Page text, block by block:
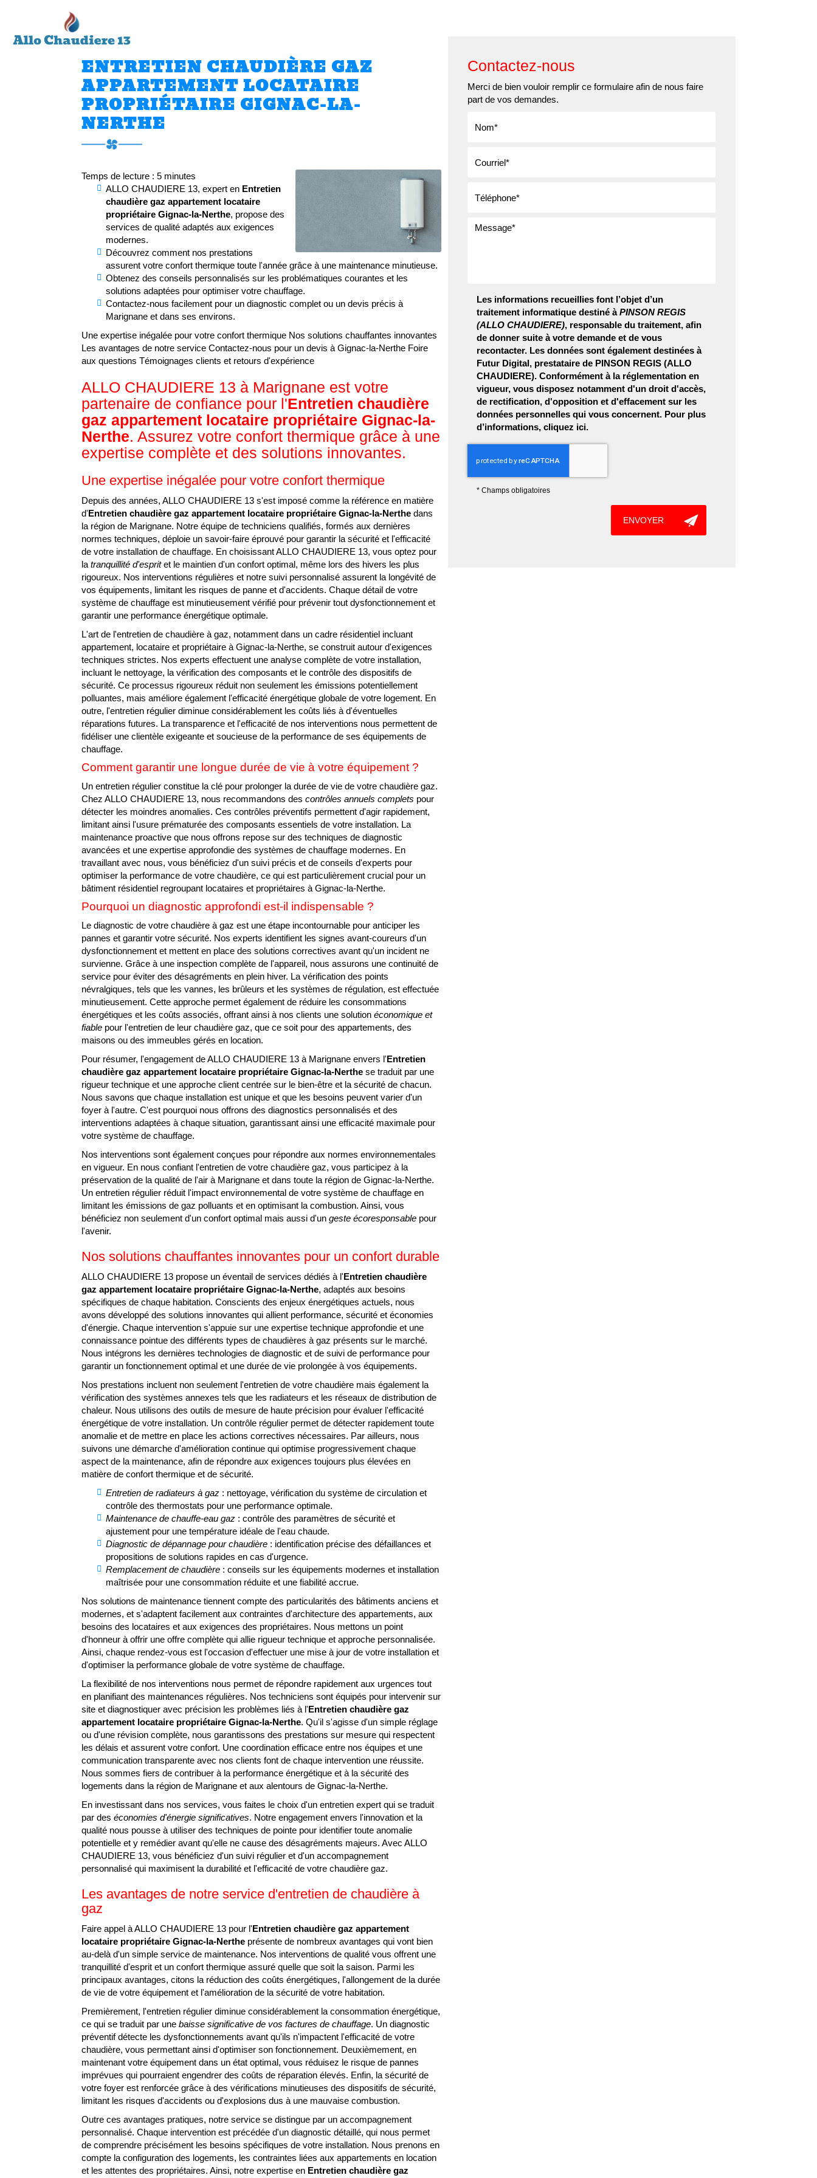
13
ENTRETIEN CHAUDIÈRE GAZ APPARTEMENT
LOCATAIRE PROPRIÉTAIRE GIGNAC-LA-NERTHE
Appelez-nous Contactez-nous
ENTRETIEN CHAUDIÈRE GAZ
APPARTEMENT LOCATAIRE
PROPRIÉTAIRE GIGNAC-LA-
NERTHE
Temps de lecture : 5 minutes
ALLO CHAUDIERE 13, expert en Entretien
chaudière gaz appartement locataire
propriétaire Gignac-la-Nerthe, propose des
services de qualité adaptés aux exigences
modernes.
Découvrez comment nos prestations
assurent votre confort thermique toute l'année grâce à une maintenance minutieuse.
Obtenez des conseils personnalisés sur les problématiques courantes et les
solutions adaptées pour optimiser votre chauffage.
Contactez-nous facilement pour un diagnostic complet ou un devis précis à
Marignane et dans ses environs.
Une expertise inégalée pour votre confort thermique Nos solutions chauffantes innovantes
Les avantages de notre service Contactez-nous pour un devis à Gignac-la-Nerthe Foire
aux questions Témoignages clients et retours d'expérience
ALLO CHAUDIERE 13 à Marignane est votre
partenaire de confiance pour l'Entretien chaudière
gaz appartement locataire propriétaire Gignac-la-
Nerthe. Assurez votre confort thermique grâce à une
expertise complète et des solutions innovantes.
Une expertise inégalée pour votre confort thermique
Depuis des années, ALLO CHAUDIERE 13 s'est imposé comme la référence en matière
d'Entretien chaudière gaz appartement locataire propriétaire Gignac-la-Nerthe dans
la région de Marignane. Notre équipe de techniciens qualifiés, formés aux dernières
normes techniques, déploie un savoir-faire éprouvé pour garantir la sécurité et l'efficacité
de votre installation de chauffage. En choisissant ALLO CHAUDIERE 13, vous optez pour
latranquillité d'espritet le maintien d'un confort optimal, même lors des hivers les plus
rigoureux. Nos interventions régulières et notre suivi personnalisé assurent la longévité de
vos équipements, limitant les risques de panne et d'accidents. Chaque détail de votre
système de chauffage est minutieusement vérifié pour prévenir tout dysfonctionnement et
garantir une performance énergétique optimale.
L'art de l'entretien de chaudière à gaz, notamment dans un cadre résidentiel incluant
appartement, locataire et propriétaire à Gignac-la-Nerthe, se construit autour d'exigences
techniques strictes. Nos experts effectuent une analyse complète de votre installation,
incluant le nettoyage, la vérification des composants et le contrôle des dispositifs de
sécurité. Ce processus rigoureux réduit non seulement les émissions potentiellement
polluantes, mais améliore également l'efficacité énergétique globale de votre logement. En
outre, l'entretien régulier diminue considérablement les coûts liés à d'éventuelles
réparations futures. La transparence et l'efficacité de nos interventions nous permettent de
fidéliser une clientèle exigeante et soucieuse de la performance de ses équipements de
chauffage.
Comment garantir une longue durée de vie à votre équipement ?
Un entretien régulier constitue la clé pour prolonger la durée de vie de votre chaudière gaz.
Chez ALLO CHAUDIERE 13, nous recommandons descontrôles annuels complets pour
détecter les moindres anomalies. Ces contrôles préventifs permettent d'agir rapidement,
limitant ainsi l'usure prématurée des composants essentiels de votre installation. La
maintenance proactive que nous offrons repose sur des techniques de diagnostic
avancées et une expertise approfondie des systèmes de chauffage modernes. En
travaillant avec nous, vous bénéficiez d'un suivi précis et de conseils d'experts pour
optimiser la performance de votre chaudière, ce qui est particulièrement crucial pour un
bâtiment résidentiel regroupant locataires et propriétaires à Gignac-la-Nerthe.
Pourquoi un diagnostic approfondi est-il indispensable ?
Le diagnostic de votre chaudière à gaz est une étape incontournable pour anticiper les
pannes et garantir votre sécurité. Nos experts identifient les signes avant-coureurs d'un
dysfonctionnement et mettent en place des solutions correctives avant qu'un incident ne
survienne. Grâce à une inspection complète de l'appareil, nous assurons une continuité de
service pour éviter des désagréments en plein hiver. La vérification des points
névralgiques, tels que les vannes, les brûleurs et les systèmes de régulation, est effectuée
minutieusement. Cette approche permet également de réduire les consommations
énergétiques et les coûts associés, offrant ainsi à nos clients une solutionéconomique et
fiable pour l'entretien de leur chaudière gaz, que ce soit pour des appartements, des
maisons ou des immeubles gérés en location.
Pour résumer, l'engagement de ALLO CHAUDIERE 13 à Marignane envers l'Entretien
chaudière gaz appartement locataire propriétaire Gignac-la-Nerthe se traduit par une
rigueur technique et une approche client centrée sur le bien-être et la sécurité de chacun.
Nous savons que chaque installation est unique et que les besoins peuvent varier d'un
foyer à l'autre. C'est pourquoi nous offrons des diagnostics personnalisés et des
interventions adaptées à chaque situation, garantissant ainsi une efficacité maximale pour
votre système de chauffage.
Nos interventions sont également conçues pour répondre aux normes environnementales
en vigueur. En nous confiant l'entretien de votre chaudière gaz, vous participez à la
préservation de la qualité de l'air à Marignane et dans toute la région de Gignac-la-Nerthe.
Un entretien régulier réduit l'impact environnemental de votre système de chauffage en
limitant les émissions de gaz polluants et en optimisant la combustion. Ainsi, vous
bénéficiez non seulement d'un confort optimal mais aussi d'ungeste écoresponsable pour
l'avenir.
Nos solutions chauffantes innovantes pour un confort durable
ALLO CHAUDIERE 13 propose un éventail de services dédiés à l'Entretien chaudière
gaz appartement locataire propriétaire Gignac-la-Nerthe, adaptés aux besoins
spécifiques de chaque habitation. Conscients des enjeux énergétiques actuels, nous
avons développé des solutions innovantes qui allient performance, sécurité et économies
d'énergie. Chaque intervention s'appuie sur une expertise technique approfondie et une
connaissance pointue des différents types de chaudières à gaz présents sur le marché.
Nous intégrons les dernières technologies de diagnostic et de suivi de performance pour
garantir un fonctionnement optimal et une durée de vie prolongée à vos équipements.
Nos prestations incluent non seulement l'entretien de votre chaudière mais également la
vérification des systèmes annexes tels que les radiateurs et les réseaux de distribution de
chaleur. Nous utilisons des outils de mesure de haute précision pour évaluer l'efficacité
énergétique de votre installation. Un contrôle régulier permet de détecter rapidement toute
anomalie et de mettre en place les actions correctives nécessaires. Par ailleurs, nous
suivons une démarche d'amélioration continue qui optimise progressivement chaque
aspect de la maintenance, afin de répondre aux exigences toujours plus élevées en
matière de confort thermique et de sécurité.
Entretien de radiateurs à gaz : nettoyage, vérification du système de circulation et
contrôle des thermostats pour une performance optimale.
Maintenance de chauffe-eau gaz : contrôle des paramètres de sécurité et
ajustement pour une température idéale de l'eau chaude.
Diagnostic de dépannage pour chaudière : identification précise des défaillances et
propositions de solutions rapides en cas d'urgence.
Remplacement de chaudière : conseils sur les équipements modernes et installation
maîtrisée pour une consommation réduite et une fiabilité accrue.
Nos solutions de maintenance tiennent compte des particularités des bâtiments anciens et
modernes, et s'adaptent facilement aux contraintes d'architecture des appartements, aux
besoins des locataires et aux exigences des propriétaires. Nous mettons un point
d'honneur à offrir une offre complète qui allie rigueur technique et approche personnalisée.
Ainsi, chaque rendez-vous est l'occasion d'effectuer une mise à jour de votre installation et
d'optimiser la performance globale de votre système de chauffage.
La flexibilité de nos interventions nous permet de répondre rapidement aux urgences tout
en planifiant des maintenances régulières. Nos techniciens sont équipés pour intervenir sur
site et diagnostiquer avec précision les problèmes liés à l'Entretien chaudière gaz
appartement locataire propriétaire Gignac-la-Nerthe. Qu'il s'agisse d'un simple réglage
ou d'une révision complète, nous garantissons des prestations sur mesure qui respectent
les délais et assurent votre confort. Une coordination efficace entre nos équipes et une
communication transparente avec nos clients font de chaque intervention une réussite.
Nous sommes fiers de contribuer à la performance énergétique et à la sécurité des
logements dans la région de Marignane et aux alentours de Gignac-la-Nerthe.
En investissant dans nos services, vous faites le choix d'un entretien expert qui se traduit
par deséconomies d'énergie significatives. Notre engagement envers l'innovation et la
qualité nous pousse à utiliser des techniques de pointe pour identifier toute anomalie
potentielle et y remédier avant qu'elle ne cause des désagréments majeurs. Avec ALLO
CHAUDIERE 13, vous bénéficiez d'un suivi régulier et d'un accompagnement
personnalisé qui maximisent la durabilité et l'efficacité de votre chaudière gaz.
Les avantages de notre service d'entretien de chaudière à
gaz
Faire appel à ALLO CHAUDIERE 13 pour l'Entretien chaudière gaz appartement
locataire propriétaire Gignac-la-Nerthe présente de nombreux avantages qui vont bien
au-delà d'un simple service de maintenance. Nos interventions de qualité vous offrent une
tranquillité d'esprit et un confort thermique assuré quelle que soit la saison. Parmi les
principaux avantages, citons la réduction des coûts énergétiques, l'allongement de la durée
de vie de votre équipement et l'amélioration de la sécurité de votre habitation.
Premièrement, l'entretien régulier diminue considérablement la consommation énergétique,
ce qui se traduit par unebaisse significative de vos factures de chauffage. Un diagnostic
préventif détecte les dysfonctionnements avant qu'ils n'impactent l'efficacité de votre
chaudière, vous permettant ainsi d'optimiser son fonctionnement. Deuxièmement, en
maintenant votre équipement dans un état optimal, vous réduisez le risque de pannes
imprévues qui pourraient engendrer des coûts de réparation élevés. Enfin, la sécurité de
votre foyer est renforcée grâce à des vérifications minutieuses des dispositifs de sécurité,
limitant les risques d'accidents ou d'explosions dus à une mauvaise combustion.
Outre ces avantages pratiques, notre service se distingue par un accompagnement
personnalisé. Chaque intervention est précédée d'un diagnostic détaillé, qui nous permet
de comprendre précisément les besoins spécifiques de votre installation. Nous prenons en
compte la configuration des logements, les contraintes liées aux appartements en location
et les attentes des propriétaires. Ainsi, notre expertise en Entretien chaudière gaz
Contactez-nous
Merci de bien vouloir remplir ce formulaire afin de nous faire
part de vos demandes.
Les informations recueillies font l’objet d’un
traitement informatique destiné àPINSON REGIS
(ALLO CHAUDIERE), responsable du traitement, afin
de donner suite à votre demande et de vous
recontacter. Les données sont également destinées à
Futur Digital, prestataire de PINSON REGIS (ALLO
CHAUDIERE). Conformément à la réglementation en
vigueur, vous disposez notamment d'un droit d'accès,
de rectification, d'opposition et d'effacement sur les
données personnelles qui vous concernent. Pour plus
d’informations, cliquez ici.
* Champs obligatoires